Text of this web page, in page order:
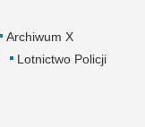
Archiwum X
Lotnictwo Policji